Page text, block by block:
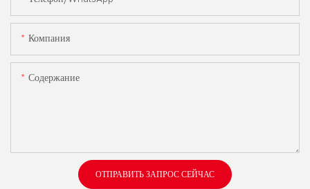
Компания
Содержание
ОТПРАВИТЬ ЗАПРОС СЕЙЧАС